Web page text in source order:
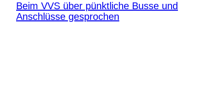
Beim VVS über pünktliche Busse und
Anschlüsse gesprochen